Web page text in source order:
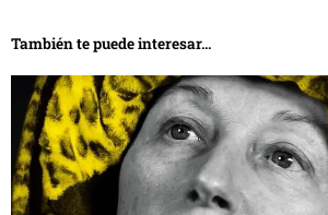
También te puede interesar...